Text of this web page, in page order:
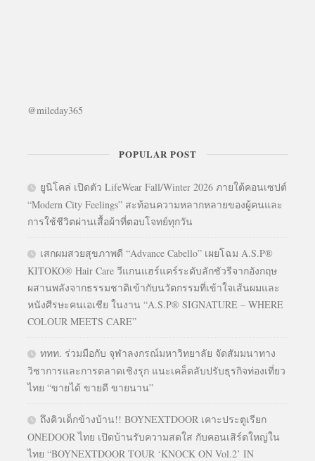
@mileday365
POPULAR POST
ยูนิโคล่ เปิดตัว LifeWear Fall/Winter 2026 ภายใต้คอนเซปต์
“Modern City Feelings” สะท้อนความหลากหลายของผู้คนและ
การใช้ชีวิตผ่านเสื้อผ้าที่ตอบโจทย์ทุกวัน
เสกผมสวยสุขภาพดี “Advance Cabello” เผยโฉม A.S.P®
KITOKO® Hair Care วีแกนแฮร์แคร์ระดับลักชัวรีจากอังกฤษ
ผสานพลังจากธรรมชาติเข้ากับนวัตกรรมที่เข้าใจเส้นผมและ
หนังศีรษะคนเอเชีย ในงาน “A.S.P® SIGNATURE – WHERE
COLOUR MEETS CARE”
ททท. ร่วมมือกับ จุฬาลงกรณ์มหาวิทยาลัย จัดสัมมนาทาง
วิชาการและการตลาดเชิงรุก แนะเคล็ดลับปรับธุรกิจท่องเที่ยว
ไทย “ขายได้ ขายดี ขายนาน”
ถึงคิวเด็กข้างบ้าน!! BOYNEXTDOOR เคาะประตูเรียก
ONEDOOR ไทย เปิดบ้านรับความสดใส กับคอนเสิร์ตใหญ่ใน
ไทย “BOYNEXTDOOR TOUR ‘KNOCK ON Vol.2’ IN